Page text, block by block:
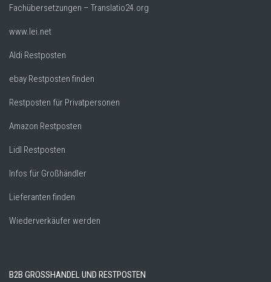
Fachübersetzungen – Translatio24.org
www.lei.net
Aldi Restposten
ebay Restposten finden
Restposten für Privatpersonen
Amazon Restposten
Lidl Restposten
Infos für Großhändler
Lieferanten finden
Wiederverkäufer werden
B2B GROSSHANDEL UND RESTPOSTEN